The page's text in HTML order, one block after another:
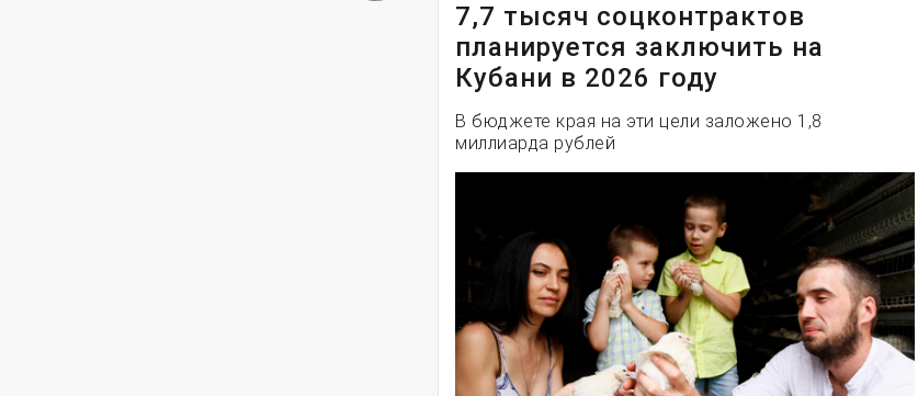
7,7 тысяч соцконтрактов
планируется заключить на
Кубани в 2026 году
В бюджете края на эти цели заложено 1,8
миллиарда рублей